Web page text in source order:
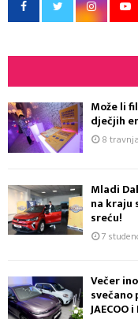
Može li
dječjih
8
Mladi
na kraju
sreću!
7
Večer
svečano
JAECOO